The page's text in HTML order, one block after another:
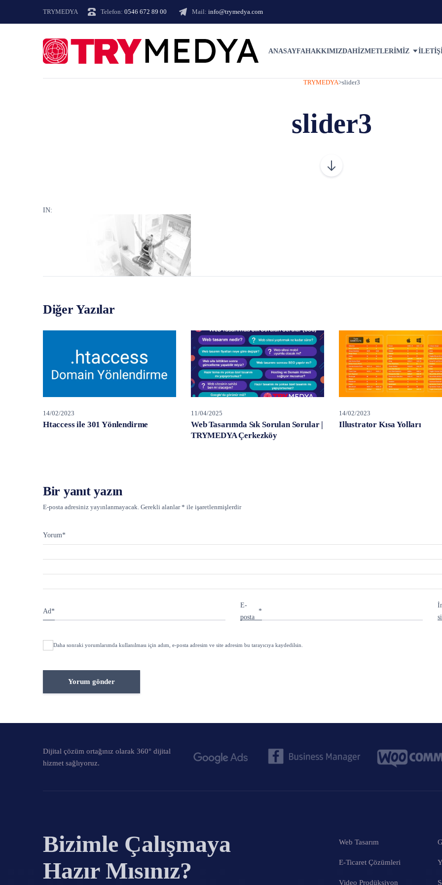
TRYMEDYA Telefon: 0546 672 89 00 Mail: info@trymedya.com
ANASAYFAHAKKIMIZDAHIZMETLERIMIZ
TRYMEDYA>slider3
slider3
IN:
Diğer Yazılar
14/02/2023
Htaccess ile 301 Yönlendirme
11/04/2025
Web Tasarımda Sık Sorulan Sorular |
TRYMEDYA Çerkezköy
14/02/2023
Illustrator Kısa Yolları
Bir yanıt yazın
E-posta adresiniz yayınlanmayacak. Gerekli alanlar* ile işaretlenmişlerdir
Yorum*
Ad*
E-
posta
*
Daha sonraki yorumlarımda kullanılması için adım, e-posta adresim ve site adresim bu tarayıcıya kaydedilsin.
Dijital çözüm ortağınız olarak 360° dijital
hizmet sağlıyoruz.
Bizimle Çalışmaya
Hazır Mısınız?
Web Tasarım
E-Ticaret Çözümleri
Video Prodüksiyon